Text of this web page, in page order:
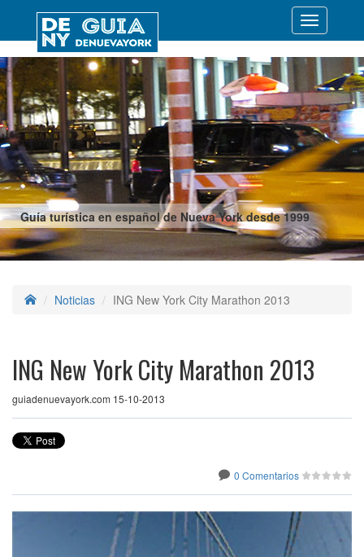
Guía turística en español de Nueva York desde 1999
Desplegar
Noticias ING New York City Marathon 2013
ING New York City Marathon 2013
guiadenuevayork.com 15-10-2013
0 Comentarios